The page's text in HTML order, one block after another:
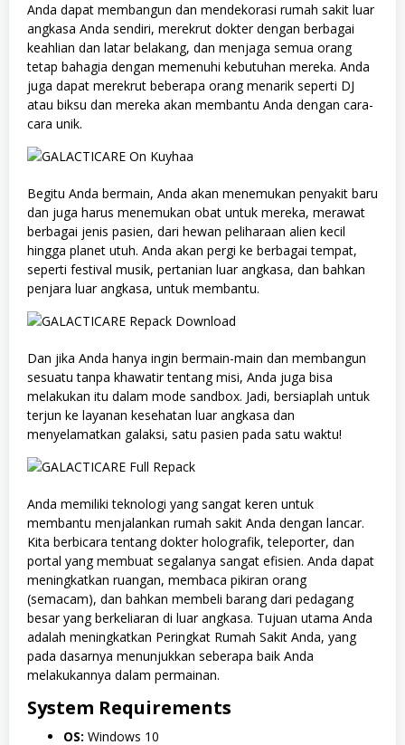
Anda dapat membangun dan mendekorasi rumah sakit luar
angkasa Anda sendiri, merekrut dokter dengan berbagai
keahlian dan latar belakang, dan menjaga semua orang
tetap bahagia dengan memenuhi kebutuhan mereka. Anda
juga dapat merekrut beberapa orang menarik seperti DJ
atau biksu dan mereka akan membantu Anda dengan cara-
cara unik.
Begitu Anda bermain, Anda akan menemukan penyakit baru
dan juga harus menemukan obat untuk mereka, merawat
berbagai jenis pasien, dari hewan peliharaan alien kecil
hingga planet utuh. Anda akan pergi ke berbagai tempat,
seperti festival musik, pertanian luar angkasa, dan bahkan
penjara luar angkasa, untuk membantu.
Dan jika Anda hanya ingin bermain-main dan membangun
sesuatu tanpa khawatir tentang misi, Anda juga bisa
melakukan itu dalam mode sandbox. Jadi, bersiaplah untuk
terjun ke layanan kesehatan luar angkasa dan
menyelamatkan galaksi, satu pasien pada satu waktu!
Anda memiliki teknologi yang sangat keren untuk
membantu menjalankan rumah sakit Anda dengan lancar.
Kita berbicara tentang dokter holografik, teleporter, dan
portal yang membuat segalanya sangat efisien. Anda dapat
meningkatkan ruangan, membaca pikiran orang
(semacam), dan bahkan membeli barang dari pedagang
besar yang berkeliaran di luar angkasa. Tujuan utama Anda
adalah meningkatkan Peringkat Rumah Sakit Anda, yang
pada dasarnya menunjukkan seberapa baik Anda
melakukannya dalam permainan.
System Requirements
OS: Windows 10